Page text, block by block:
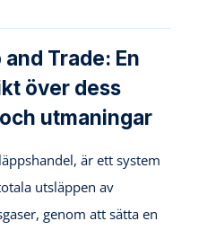
Trade: En
över dess
utmaningar
är ett system
utsläppen av
genom att sätta en